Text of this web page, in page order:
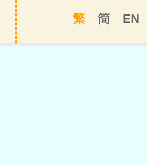
EN
简
繁